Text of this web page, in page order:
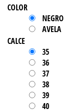
COLOR
NEGRO
AVELA
CALCE
35
36
37
38
39
40